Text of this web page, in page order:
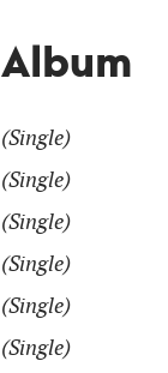
Album
(Single)
(Single)
(Single)
(Single)
(Single)
(Single)